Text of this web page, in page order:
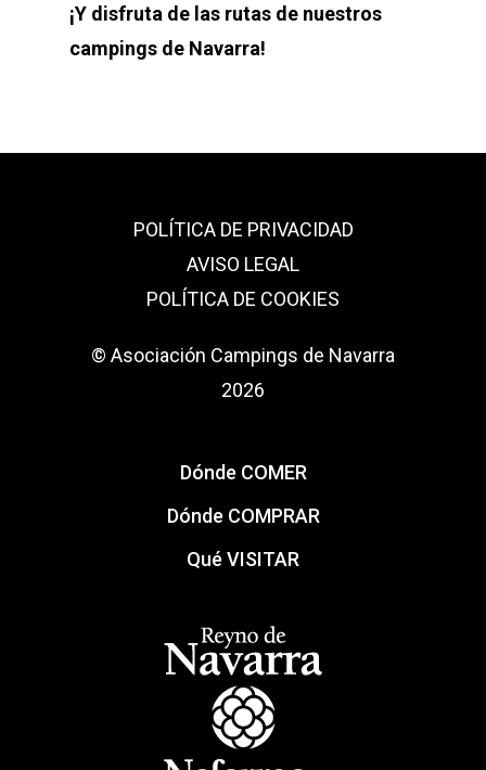
¡Y disfruta de las rutas de nuestros
campings de Navarra!
POLÍTICA DE PRIVACIDAD
AVISO LEGAL
POLÍTICA DE COOKIES
© Asociación Campings de Navarra
2026
Dónde COMER
Dónde COMPRAR
Qué VISITAR